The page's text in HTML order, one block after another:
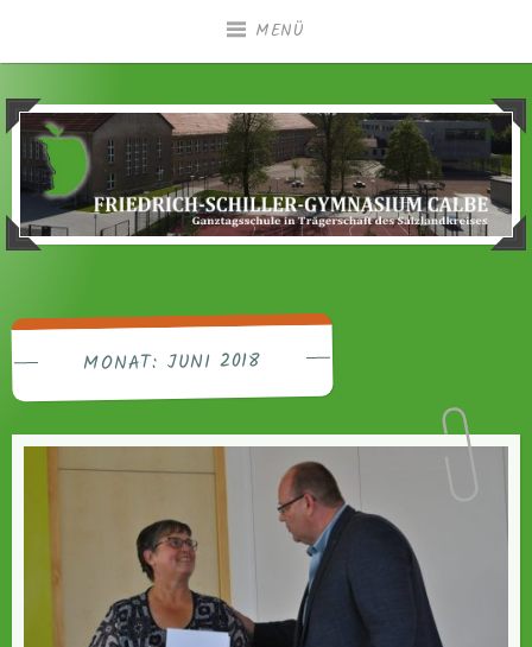
MENÜ
Friedrich-Schiller-
Gymnasium Calbe
Ganztagsgymnasium in Trägerschaft des
Salzlandkreises
MONAT: JUNI 2018